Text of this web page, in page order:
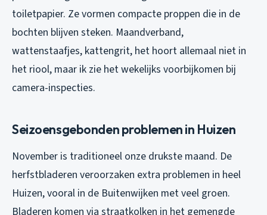
toiletpapier. Ze vormen compacte proppen die in de
bochten blijven steken. Maandverband,
wattenstaafjes, kattengrit, het hoort allemaal niet in
het riool, maar ik zie het wekelijks voorbijkomen bij
camera-inspecties.
Seizoensgebonden problemen in Huizen
November is traditioneel onze drukste maand. De
herfstbladeren veroorzaken extra problemen in heel
Huizen, vooral in de Buitenwijken met veel groen.
Bladeren komen via straatkolken in het gemengde